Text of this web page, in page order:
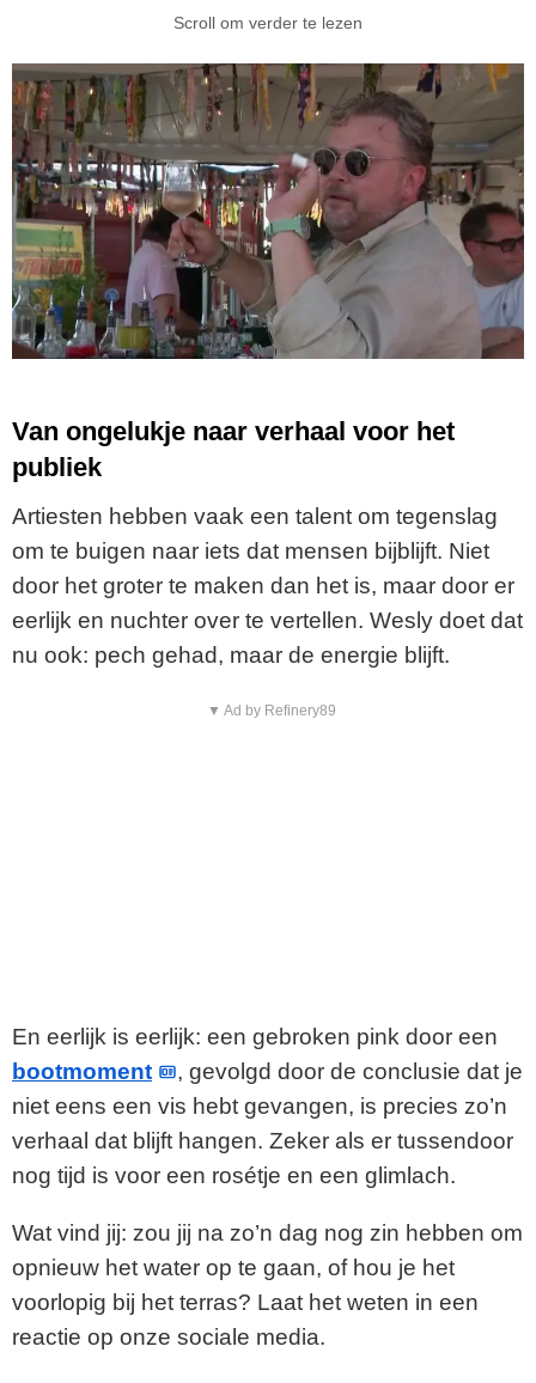
Scroll om verder te lezen
Van ongelukje naar verhaal voor het
publiek
Artiesten hebben vaak een talent om tegenslag
om te buigen naar iets dat mensen bijblijft. Niet
door het groter te maken dan het is, maar door er
eerlijk en nuchter over te vertellen. Wesly doet dat
nu ook: pech gehad, maar de energie blijft.
▼ Ad by Refinery89
En eerlijk is eerlijk: een gebroken pink door een
bootmoment
, gevolgd door de conclusie dat je
niet eens een vis hebt gevangen, is precies zo’n
verhaal dat blijft hangen. Zeker als er tussendoor
nog tijd is voor een rosétje en een glimlach.
Wat vind jij: zou jij na zo’n dag nog zin hebben om
opnieuw het water op te gaan, of hou je het
voorlopig bij het terras? Laat het weten in een
reactie op onze sociale media.